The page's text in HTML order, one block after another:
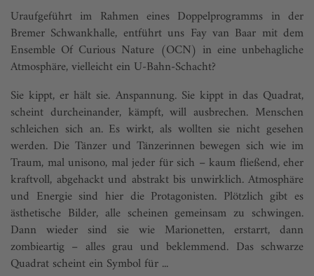
Uraufgeführt im Rahmen eines Doppelprogramms in der
Bremer Schwankhalle, entführt uns Fay van Baar mit dem
Ensemble Of Curious Nature (OCN) in eine unbehagliche
Atmosphäre, vielleicht ein U-Bahn-Schacht?
Sie kippt, er hält sie. Anspannung. Sie kippt in das Quadrat,
scheint durcheinander, kämpft, will ausbrechen. Menschen
schleichen sich an. Es wirkt, als wollten sie nicht gesehen
werden. Die Tänzer und Tänzerinnen bewegen sich wie im
Traum, mal unisono, mal jeder für sich – kaum fließend, eher
kraftvoll, abgehackt und abstrakt bis unwirklich. Atmosphäre
und Energie sind hier die Protagonisten. Plötzlich gibt es
ästhetische Bilder, alle scheinen gemeinsam zu schwingen.
Dann wieder sind sie wie Marionetten, erstarrt, dann
zombieartig – alles grau und beklemmend. Das schwarze
Quadrat scheint ein Symbol für ...